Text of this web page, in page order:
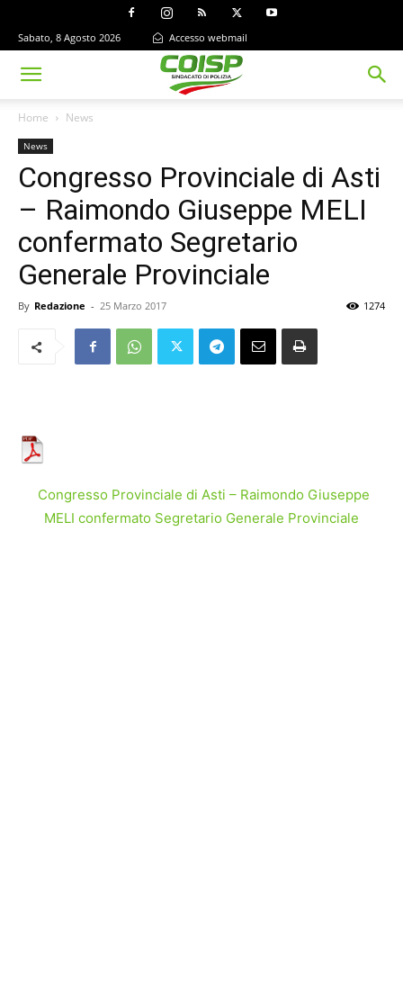
Sabato, 8 Agosto 2026 Accesso webmail
Home News
News
Congresso Provinciale di Asti
– Raimondo Giuseppe MELI
confermato Segretario
Generale Provinciale
By Redazione - 25 Marzo 2017 1274
Congresso Provinciale di Asti – Raimondo Giuseppe
MELI confermato Segretario Generale Provinciale